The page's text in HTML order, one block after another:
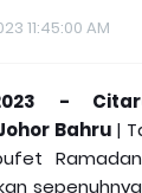
11:45:00 AM
-
Bahru |